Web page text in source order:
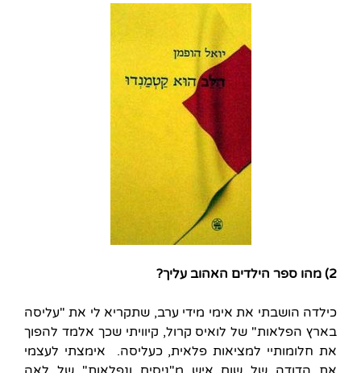
2) מהו ספר הילדים האהוב עליך?
כילדה הושבתי את אימי מידי ערב, שתקריא לי את "עליסה
בארץ הפלאות" של לואיס קרול, קיוויתי שכך אלמד להפוך
את חלומותיי למציאות פלאית, כעליסה. אימצתי לעצמי